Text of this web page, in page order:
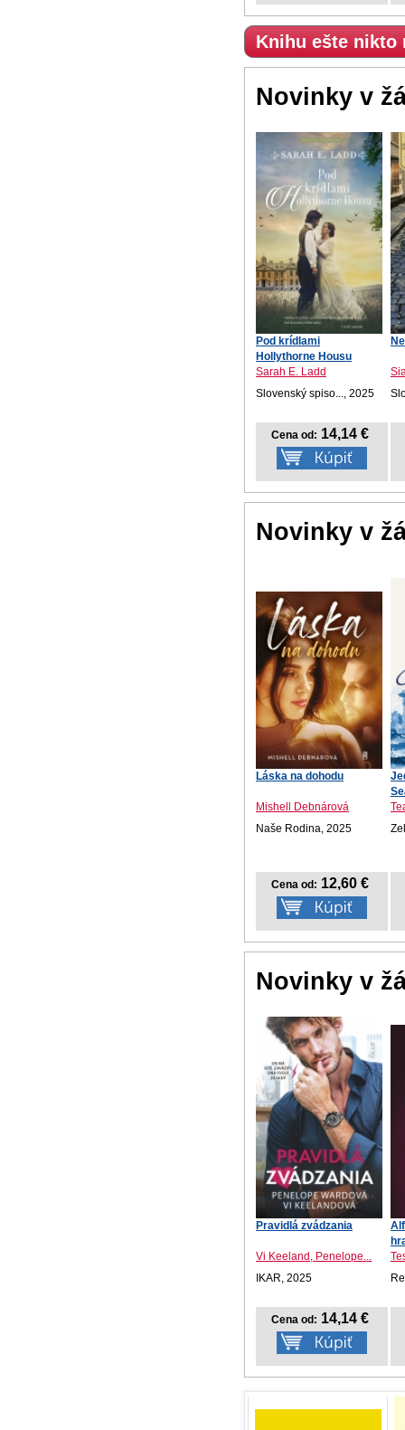
Knihu ešte nikto
Novinky v
Pod krídlami
Hollythorne Housu
Sarah E. Ladd
Slovenský spiso..., 2025
Cena od: 14,14 €
Novinky v
Láska na dohodu
Mishell Debnárová
Naše Rodina, 2025
Cena od: 12,60 €
Novinky v
Pravidlá zvádzania
Vi Keeland, Penelope...
IKAR, 2025
Cena od: 14,14 €